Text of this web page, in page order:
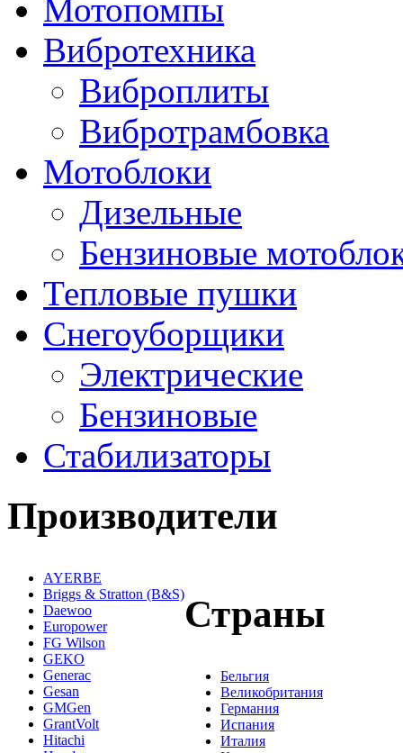
Мотопомпы
Вибротехника
Виброплиты
Вибротрамбовка
Мотоблоки
Дизельные
Бензиновые
Тепловые пушки
Снегоуборщики
Электрические
Бензиновые
Стабилизаторы
Производители
AYERBE
Briggs & Stratton (B&S)
Daewoo
Europower
FG Wilson
GEKO
Generac
Gesan
GMGen
GrantVolt
Hitachi
Страны
Бельгия
Великобритания
Германия
Испания
Италия